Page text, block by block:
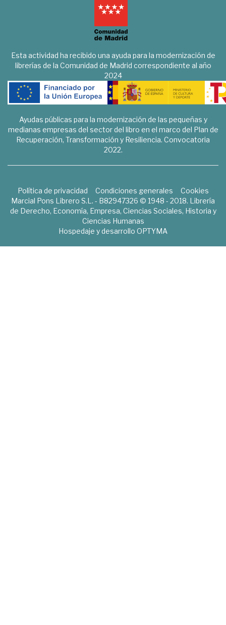
Esta actividad ha recibido una ayuda para la modernización de
librerías de la Comunidad de Madrid correspondiente al año
2024
Ayudas públicas para la modernización de las pequeñas y
medianas empresas del sector del libro en el marco del Plan de
Recuperación, Transformación y Resiliencia. Convocatoria
2022.
Política de privacidad Condiciones generales
Cookies
Marcial Pons Librero S.L. - B82947326 © 1948 - 2018. Librería
de Derecho, Economía, Empresa, Ciencias Sociales, Historia y
Ciencias Humanas
Hospedaje y desarrollo OPTYMA